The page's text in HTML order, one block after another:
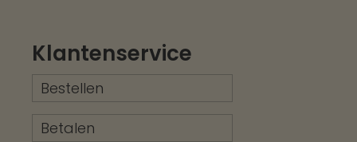
Klantenservice
Bestellen
Betalen